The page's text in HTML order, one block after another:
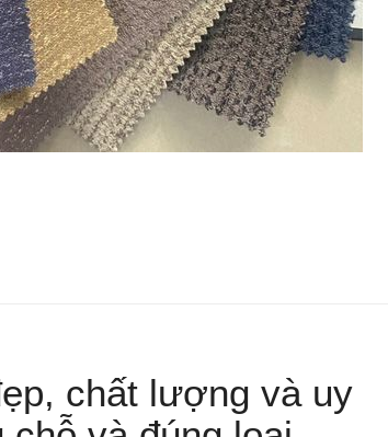
chất lượng và uy